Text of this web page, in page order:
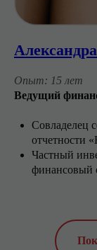
Опыт: 15 лет
Ведущий
Совладелец
отчетности
Частный
финансовый